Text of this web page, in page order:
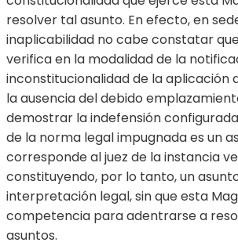
resolver tal asunto. En efecto, en
inaplicabilidad no cabe constatar
verifica en la modalidad de la
inconstitucionalidad de la aplicación
la ausencia del debido
demostrar la indefensión
de la norma legal impugnada es un
corresponde al juez de la instancia
constituyendo, por lo tanto, un
interpretación legal, sin que esta
competencia para adentrarse a
asuntos.